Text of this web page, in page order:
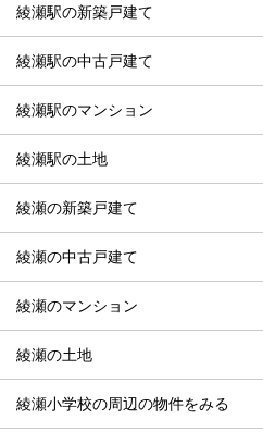
綾瀬駅の新築戸建て
綾瀬駅の中古戸建て
綾瀬駅のマンション
綾瀬駅の土地
綾瀬の新築戸建て
綾瀬の中古戸建て
綾瀬のマンション
綾瀬の土地
綾瀬小学校の周辺の物件をみる